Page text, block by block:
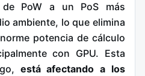
PoW a un PoS más
ambiente, lo que elimina
potencia de cálculo
con GPU. Esta
está afectando a los